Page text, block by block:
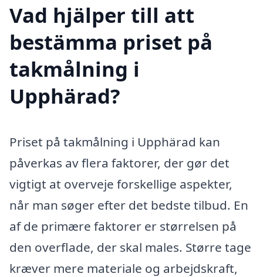
Vad hjälper till att
bestämma priset på
takmålning i
Upphärad?
Priset på takmålning i Upphärad kan
påverkas av flera faktorer, der gør det
vigtigt at overveje forskellige aspekter,
når man søger efter det bedste tilbud. En
af de primære faktorer er størrelsen på
den overflade, der skal males. Større tage
kræver mere materiale og arbejdskraft,